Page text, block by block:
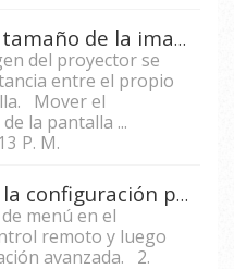
¿Cómo ajustar el tamaño de la imagen en un proyector?
del proyector se
entre el propio
Mover el
la pantalla ...
P. M.
¿Cómo restaurar la configuración predeterminada en un proyector?
menú en el
remoto y luego
avanzada. 2.